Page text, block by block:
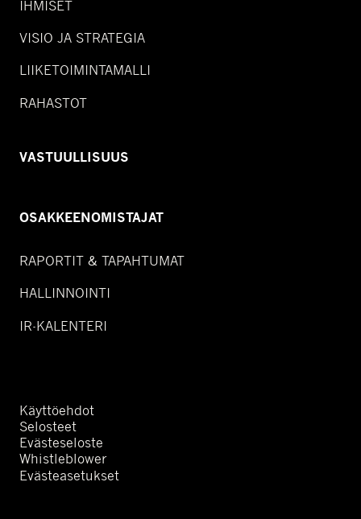
IHMISET
VISIO JA STRATEGIA
LIIKETOIMINTAMALLI
RAHASTOT
VASTUULLISUUS
OSAKKEENOMISTAJAT
RAPORTIT & TAPAHTUMAT
HALLINNOINTI
IR-KALENTERI
Käyttöehdot
Selosteet
Evästeseloste
Whistleblower
Evästeasetukset